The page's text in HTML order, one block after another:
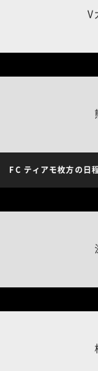
V
FC ティアモ枚方の日